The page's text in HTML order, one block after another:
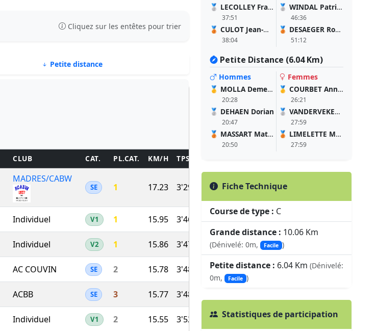
Cliquez sur les entêtes pour trier
Petite distance
CLUB CAT. PL.CAT. KM/H TPS/KM
MADRES/CABW
SE 1 17.23 3'29'' 35:02 1000
Individuel V1 1 15.95 3'46'' 37:51 960
Individuel V2 1 15.86 3'47'' 38:04 954
AC COUVIN SE 2 15.78 3'48'' 38:15 948
ACBB SE 3 15.77 3'48''
Individuel V1 2 15.55 3'52'' 38:49 935
🥈 LECOLLEY Francois
37:51
🥉 CULOT Jean-Marc
38:04
🥈 WINDAL Patricia
46:36
🥉 DESAEGER Roxane
51:12
Petite Distance (6.04 Km)
Hommes
🥇 MOLLA Demeke
20:28
🥈 DEHAEN Dorian
20:47
🥉 MASSART Mathis
20:50
Femmes
🥇 COURBET Annick
26:21
🥈 VANDERVEKEN Mila
27:59
🥉 LIMELETTE Maena
27:59
Fiche Technique
Course de type : C
Grande distance : 10.06 Km
(Dénivelé: 0m, Facile )
Petite distance : 6.04 Km (Dénivelé:
0m,
Facile )
Statistiques de participation